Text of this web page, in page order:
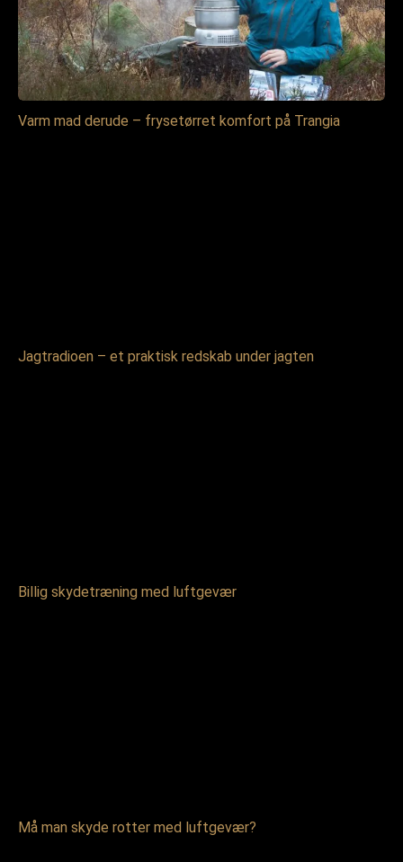
Varm mad derude – frysetørret komfort på Trangia
Jagtradioen – et praktisk redskab under jagten
Billig skydetræning med luftgevær
Må man skyde rotter med luftgevær?